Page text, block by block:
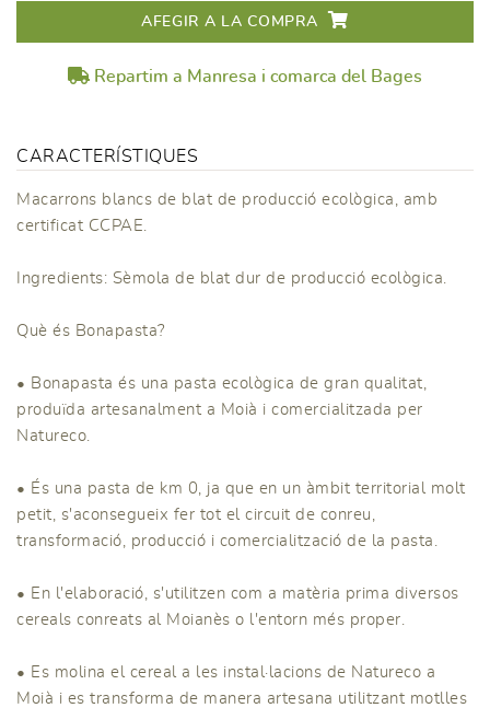
AFEGIR A LA COMPRA
Repartim a Manresa i comarca del Bages
CARACTERÍSTIQUES
Macarrons blancs de blat de producció ecològica, amb
certificat CCPAE.
Ingredients: Sèmola de blat dur de producció ecològica.
Què és Bonapasta?
• Bonapasta és una pasta ecològica de gran qualitat,
produïda artesanalment a Moià i comercialitzada per
Natureco.
• És una pasta de km 0, ja que en un àmbit territorial molt
petit, s'aconsegueix fer tot el circuit de conreu,
transformació, producció i comercialització de la pasta.
• En l'elaboració, s'utilitzen com a matèria prima diversos
cereals conreats al Moianès o l'entorn més proper.
• Es molina el cereal a les instal·lacions de Natureco a
Moià i es transforma de manera artesana utilitzant motlles